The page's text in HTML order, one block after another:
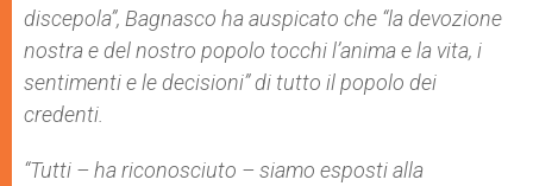
discepola”, Bagnasco ha auspicato che “la devozione
nostra e del nostro popolo tocchi l’anima e la vita, i
sentimenti e le decisioni” di tutto il popolo dei
credenti.
“Tutti – ha riconosciuto – siamo esposti alla